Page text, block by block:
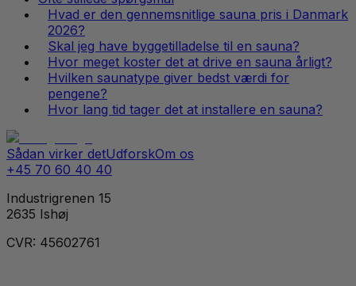
Hvad er den gennemsnitlige sauna pris i Danmark
2026?
Skal jeg have byggetilladelse til en sauna?
Hvor meget koster det at drive en sauna årligt?
Hvilken saunatype giver bedst værdi for
pengene?
Hvor lang tid tager det at installere en sauna?
Sådan virker detUdforskOm os
+45 70 60 40 40
Industrigrenen 15
2635 Ishøj
CVR: 45602761